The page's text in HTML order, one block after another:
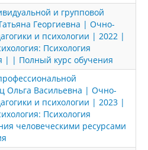
и групповой
Георгиевна | Очно-
и психологии | 2022 |
Психология
| | Полный курс обучения
Ольга Васильевна | Очно-
и психологии | 2023 |
Психология
человеческими ресурсами